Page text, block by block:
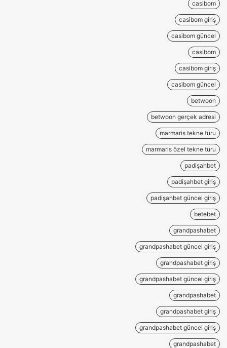
casibom
casibom giriş
casibom güncel
casibom
casibom giriş
casibom güncel
betwoon
betwoon gerçek adresi
marmaris tekne turu
marmaris özel tekne turu
padişahbet
padişahbet giriş
padişahbet güncel giriş
betebet
grandpashabet
grandpashabet güncel giriş
grandpashabet giriş
grandpashabet güncel giriş
grandpashabet
grandpashabet giriş
grandpashabet güncel giriş
grandpashabet